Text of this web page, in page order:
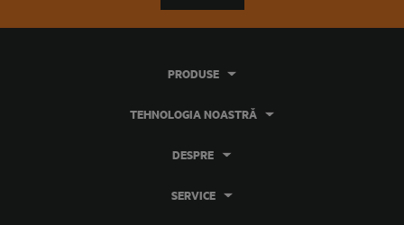
PRODUSE
TEHNOLOGIA NOASTRĂ
DESPRE
SERVICE